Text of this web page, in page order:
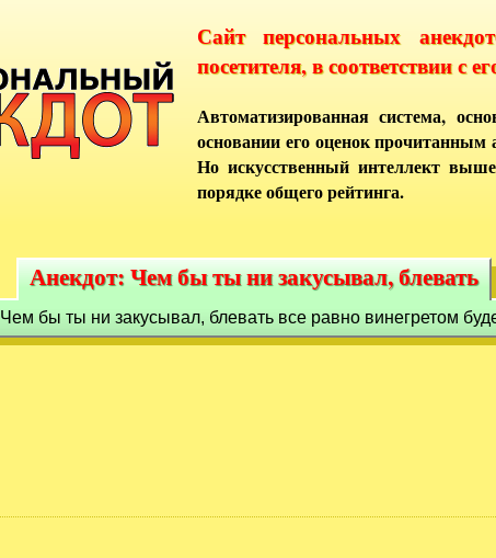
Сайт персональных
посетителя, в соответствии с
Автоматизированная система,
основании его оценок
Но искусственный интеллект
порядке общего рейтинга.
Анекдот: Чем бы ты ни закусывал, блевать
Анекдот: Чем бы ты ни закусывал, блевать
Чем бы ты ни закусывал, блевать все равно винегретом